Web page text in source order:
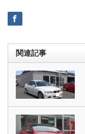
関連記事